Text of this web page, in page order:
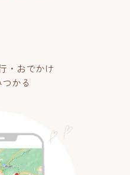
・おでかけ
かる